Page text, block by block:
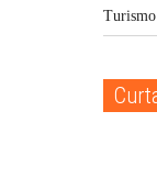
Turismo